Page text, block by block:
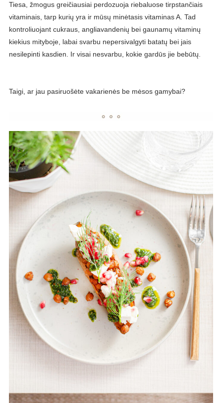
Tiesa, žmogus greičiausiai perdozuoja riebaluose tirpstančiais
vitaminais, tarp kurių yra ir mūsų minėtasis vitaminas A. Tad
kontroliuojant cukraus, angliavandenių bei gaunamų vitaminų
kiekius mityboje, labai svarbu nepersivalgyti batatų bei jais
nesilepinti kasdien. Ir visai nesvarbu, kokie gardūs jie bebūtų.
Taigi, ar jau pasiruošėte vakarienės be mėsos gamybai?